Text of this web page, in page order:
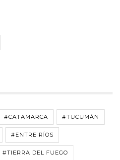
#CATAMARCA #TUCUMÁN
#ENTRE RÍOS
#TIERRA DEL FUEGO